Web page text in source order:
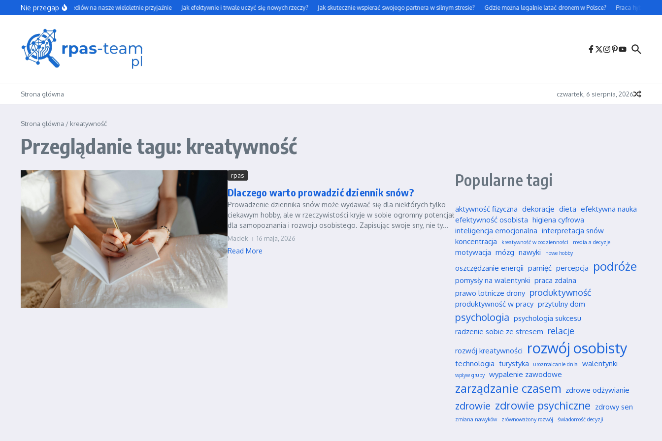
Przejdź do treści
Nie przegap
Wpływ social mediów na nasze wieloletnie przyjaźnie Jak efektywnie i trwale uczyć się nowych rzeczy? Jak skutecznie wspierać swojego partnera w silnym stresie? Gdzie można legalnie latać dronem w Polsce? Praca
Strona główna czwartek, 6 sierpnia, 2026
Strona główna / kreatywność
Przeglądanie tagu: kreatywność
rpas
Dlaczego warto prowadzić dziennik snów?
Prowadzenie dziennika snów może wydawać się dla niektórych tylko
ciekawym hobby, ale w rzeczywistości kryje w sobie ogromny potencjał
dla samopoznania i rozwoju osobistego. Zapisując swoje sny, nie ty...
Maciek 16 maja, 2026
Read More
Popularne tagi
aktywność fizyczna dekoracje dieta efektywna nauka
efektywność osobista higiena cyfrowa
inteligencja emocjonalna interpretacja snów
koncentracja
kreatywność w codzienności media a decyzje
motywacja mózg nawyki nowe hobby
oszczędzanie energii pamięć percepcja podróże
pomysły na walentynki praca zdalna
prawo lotnicze drony produktywność
produktywność w pracy przytulny dom
psychologia psychologia sukcesu
radzenie sobie ze stresem relacje
rozwój kreatywności rozwój osobisty
technologia turystyka urozmaicanie dnia walentynki
wpływ grupy wypalenie zawodowe
zarządzanie czasem zdrowe odżywianie
zdrowie zdrowie psychiczne zdrowy sen
zmiana nawyków zrównoważony rozwój świadomość decyzji